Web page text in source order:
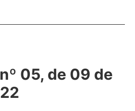
05, de 09 de